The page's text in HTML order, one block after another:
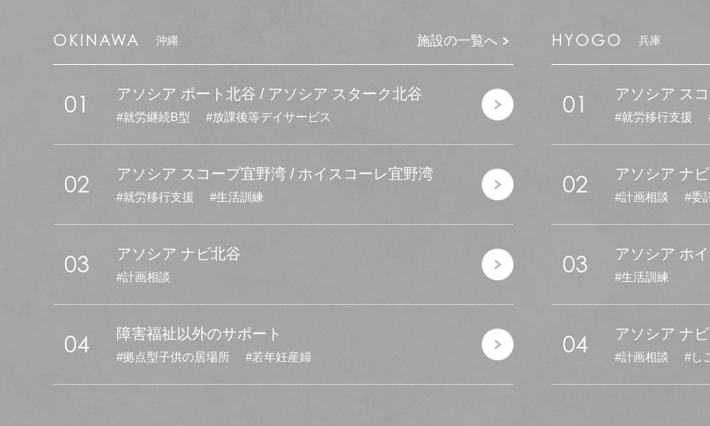
OKINAWA 沖縄 施設の一覧へ
01 アソシア ポート北谷 / アソシア スターク北谷
就労継続B型 放課後等デイサービス
02 アソシア スコープ宜野湾 / ホイスコーレ宜野湾
就労移行支援 生活訓練
03 アソシア ナビ北谷
計画相談
04 障害福祉以外のサポート
拠点型子供の居場所 若年妊産婦
HYOGO 兵庫
01 アソシア ス
就労移行支援
02 アソシア ナ
計画相談 委
03 アソシア ホ
生活訓練
04 アソシア ナ
計画相談 し